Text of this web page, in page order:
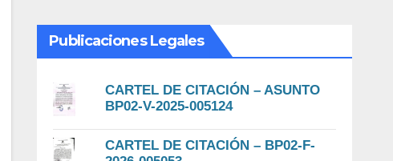
Publicaciones Legales
CARTEL DE CITACIÓN – ASUNTO
BP02-V-2025-005124
CARTEL DE CITACIÓN – BP02-F-